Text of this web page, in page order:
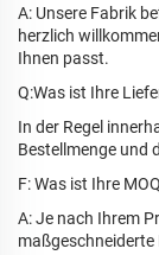
A: Unsere Fabrik
herzlich
Ihnen passt.
Q:Was ist Ihre
In der Regel
Bestellmenge und
F: Was ist Ihre
A: Je nach Ihrem